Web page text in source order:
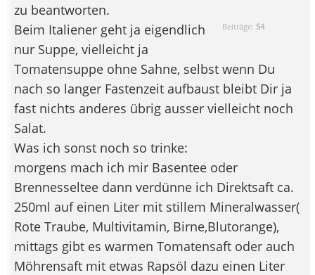
Beiträge: 54
zu beantworten.
Beim Italiener geht ja eigendlich
nur Suppe, vielleicht ja
Tomatensuppe ohne Sahne, selbst wenn Du
nach so langer Fastenzeit aufbaust bleibt Dir ja
fast nichts anderes übrig ausser vielleicht noch
Salat.
Was ich sonst noch so trinke:
morgens mach ich mir Basentee oder
Brennesseltee dann verdünne ich Direktsaft ca.
250ml auf einen Liter mit stillem Mineralwasser(
Rote Traube, Multivitamin, Birne,Blutorange),
mittags gibt es warmen Tomatensaft oder auch
Möhrensaft mit etwas Rapsöl dazu einen Liter